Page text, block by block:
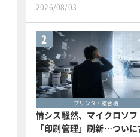
2026/08/03
2
プリンタ・複合機
情シス騒然、マイクロソ
「印刷管理」刷新…ついに